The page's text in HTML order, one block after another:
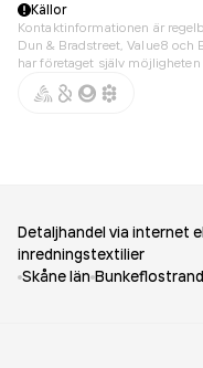
Källor
Kontaktinformationen är
Dun & Bradstreet, Value8
har företaget själv
Detaljhandel via internet
inredningstextilier
Skåne län Bunkeflostrand